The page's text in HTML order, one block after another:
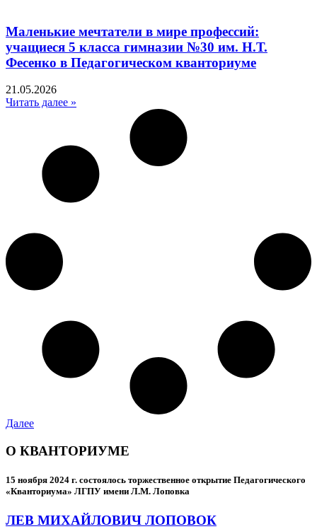
Маленькие мечтатели в мире профессий:
учащиеся 5 класса гимназии №30 им. Н.Т.
Фесенко в Педагогическом кванториуме
21.05.2026
Читать далее »
Далее
О КВАНТОРИУМЕ
15 ноября 2024 г. состоялось торжественное открытие Педагогического
«Кванториума» ЛГПУ имени Л.М. Лоповка
ЛЕВ МИХАЙЛОВИЧ ЛОПОВОК